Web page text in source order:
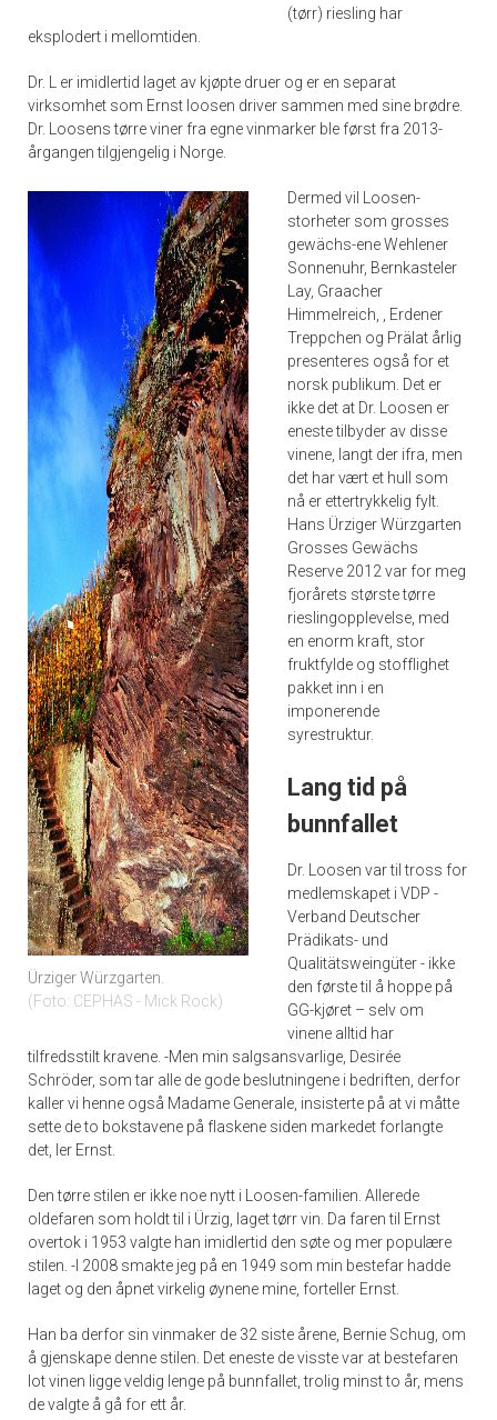
(tørr) riesling har
eksplodert i mellomtiden.
Dr. L er imidlertid laget av kjøpte druer og er en separat
virksomhet som Ernst loosen driver sammen med sine brødre.
Dr. Loosens tørre viner fra egne vinmarker ble først fra 2013-
årgangen tilgjengelig i Norge.
Ürziger Würzgarten.
Foto: CEPHAS - Mick Rock
Dermed vil Loosen-
storheter som grosses
gewächs-ene Wehlener
Sonnenuhr, Bernkasteler
Lay, Graacher
Himmelreich, , Erdener
Treppchen og Prälat årlig
presenteres også for et
norsk publikum. Det er
ikke det at Dr. Loosen er
eneste tilbyder av disse
vinene, langt der ifra, men
det har vært et hull som
nå er ettertrykkelig fylt.
Hans Ürziger Würzgarten
Grosses Gewächs
Reserve 2012 var for meg
fjorårets største tørre
rieslingopplevelse, med
en enorm kraft, stor
fruktfylde og stofflighet
pakket inn i en
imponerende
syrestruktur.
Lang tid på
bunnfallet
Dr. Loosen var til tross for
medlemskapet i VDP -
Verband Deutscher
Prädikats- und
Qualitätsweingüter - ikke
den første til å hoppe på
GG-kjøret – selv om
vinene alltid har
tilfredsstilt kravene. -Men min salgsansvarlige, Desirée
Schröder, som tar alle de gode beslutningene i bedriften, derfor
kaller vi henne også Madame Generale, insisterte på at vi måtte
sette de to bokstavene på flaskene siden markedet forlangte
det, ler Ernst.
Den tørre stilen er ikke noe nytt i Loosen-familien. Allerede
oldefaren som holdt til i Ürzig, laget tørr vin. Da faren til Ernst
overtok i 1953 valgte han imidlertid den søte og mer populære
stilen. -I 2008 smakte jeg på en 1949 som min bestefar hadde
laget og den åpnet virkelig øynene mine, forteller Ernst.
Han ba derfor sin vinmaker de 32 siste årene, Bernie Schug, om
å gjenskape denne stilen. Det eneste de visste var at bestefaren
lot vinen ligge veldig lenge på bunnfallet, trolig minst to år, mens
de valgte å gå for ett år.